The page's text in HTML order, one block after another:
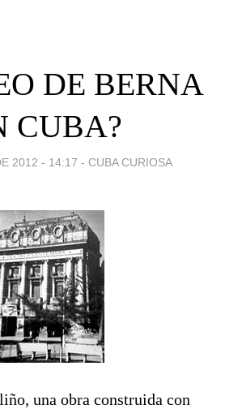
DE BERNA
CUBA?
2012 - 14:17 - CUBA CURIOSA
una obra construida con